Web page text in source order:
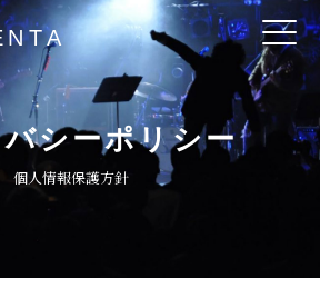
シーポリシー
個人情報保護方針